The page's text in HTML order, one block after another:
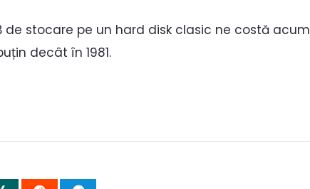
stocare pe un hard disk clasic ne costă acum
decât în 1981.